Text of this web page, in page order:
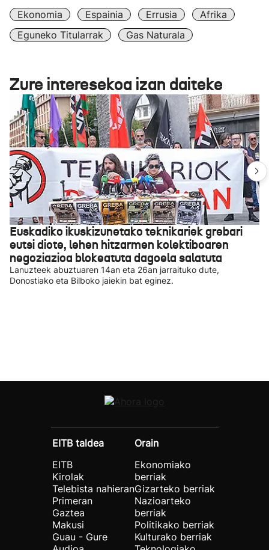
Ekonomia Espainia Errusia
Afrika
Eguneko Titularrak
Gas Naturala
Zure interesekoa izan daiteke
Euskadiko ikuskizunetako teknikariek grebari
eutsi diote, lehen hitzarmen kolektiboaren
negoziazioa blokeatuta dagoela salatuta
Lanuzteek abuztuaren 14an eta 26an jarraituko dute,
Donostiako eta Bilboko jaiekin bat eginez.
EITB taldea
EITB
Kirolak
Telebista nahieran
Primeran
Gaztea
Makusi
Guau - Gure
Orain
Ekonomiako
berriak
Gizarteko berriak
Nazioarteko
berriak
Politikako berriak
Kulturako berriak